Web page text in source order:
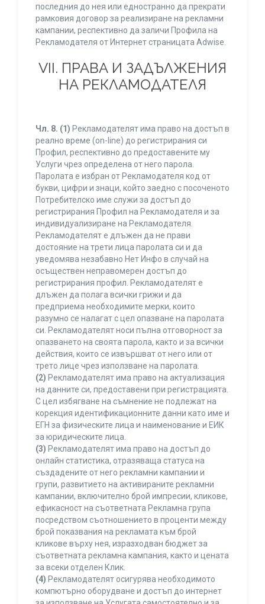
последния до нея или едностранно да прекрати
рамковия договор за реализиране на рекламни
кампании, респективно да заличи Профила на
Рекламодателя от Интернет страницата Adwise.
VII. ПРАВА И ЗАДЪЛЖЕНИЯ
НА РЕКЛАМОДАТЕЛЯ
Чл. 8. (1) Рекламодателят има право на достъп в
реално време (on-line) до регистрирания си
Профил, респективно до предоставените му
Услуги чрез определена от него парола.
Паролата е избран от Рекламодателя код от
букви, цифри и знаци, който заедно с посоченото
Потребителско име служи за достъп до
регистрирания Профил на Рекламодателя и за
индивидуализиране на Рекламодателя.
Рекламодателят е длъжен да не прави
достояние на трети лица паролата си и да
уведомява незабавно Нет Инфо в случай на
осъществен неправомерен достъп до
регистрирания профил. Рекламодателят е
длъжен да полага всички грижи и да
предприема необходимите мерки, които
разумно се налагат с цел опазване на паролата
си. Рекламодателят носи пълна отговорност за
опазването на своята парола, както и за всички
действия, които се извършват от него или от
трето лице чрез използване на паролата.
(2) Рекламодателят има право на актуализация
на данните си, предоставени при регистрацията.
С цел избягване на съмнение не подлежат на
корекция идентификационните данни като име и
ЕГН за физическите лица и наименование и ЕИК
за юридическите лица.
(3) Рекламодателят има право на достъп до
онлайн статистика, отразяваща статуса на
създадените от него рекламни кампании и
групи, развитието на активираните рекламни
кампании, включително брой импресии, кликове,
ефикасност на съответната Рекламна група
посредством съотношението в проценти между
брой показвания на рекламата към брой
кликове върху нея, изразходван бюджет за
съответната рекламна кампания, както и цената
за всеки отделен Клик.
(4) Рекламодателят осигурява необходимото
компютърно оборудване и достъп до интернет